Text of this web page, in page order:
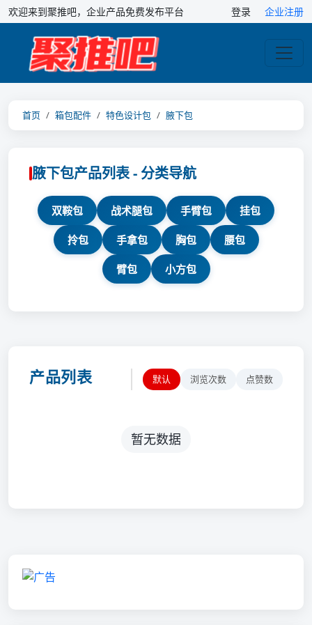
欢迎来到聚推吧，企业产品免费发布平台 登录 企业注册
首页 箱包配件 特色设计包 腋下包
腋下包产品列表 - 分类导航
双鞍包 战术腿包 手臂包 挂包
拎包 手拿包 胸包 腰包
臂包 小方包
产品列表 默认 浏览次数 点赞数
暂无数据